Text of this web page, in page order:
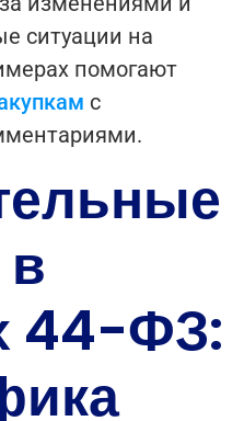
ситуации на
помогают
с
44-ФЗ: